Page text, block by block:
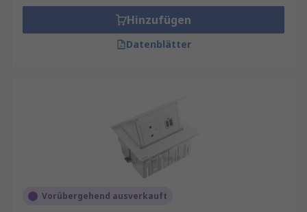
Hinzufügen
Datenblätter
Vorübergehend ausverkauft